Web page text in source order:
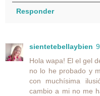
Responder
sientetebellaybien
Hola wapa! El el gel
no lo he probado y
con muchísima
cambio a mi no me